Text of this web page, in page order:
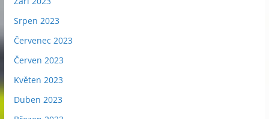
Srpen 2023
Červenec 2023
Červen 2023
Květen 2023
Duben 2023